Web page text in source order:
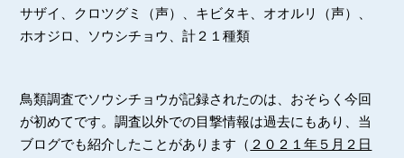
サザイ、クロツグミ（声）、キビタキ、オオルリ（声）、
ホオジロ、ソウシチョウ、計２１種類
鳥類調査でソウシチョウが記録されたのは、おそらく今回
が初めてです。調査以外での目撃情報は過去にもあり、当
ブログでも紹介したことがあります（ ２０２１年５月２日